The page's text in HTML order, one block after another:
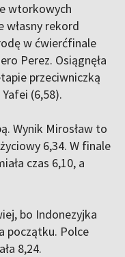
wtorkowych
własny rekord
w ćwierćfinale
Perez. Osiągnęła
przeciwniczką
(6,58).
Wynik Mirosław to
6,34. W finale
czas 6,10, a
bo Indonezyjka
początku. Polce
8,24.